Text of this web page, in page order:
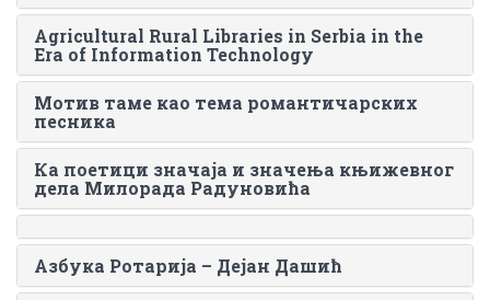
Agricultural Rural Libraries in Serbia in the
Era of Information Technology
Мотив таме као тема романтичарских
песника
Ка поетици значаја и значења књижевног
дела Милорада Радуновића
Азбука Ротарија – Дејан Дашић